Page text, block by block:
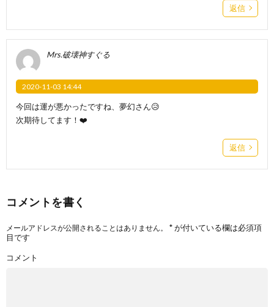
返信
Mrs.破壊神すぐる
2020-11-03 14:44
今回は運が悪かったですね、夢幻さん😥
次期待してます！❤️
返信
コメントを書く
メールアドレスが公開されることはありません。 *が付いている欄は必須項
目です
コメント